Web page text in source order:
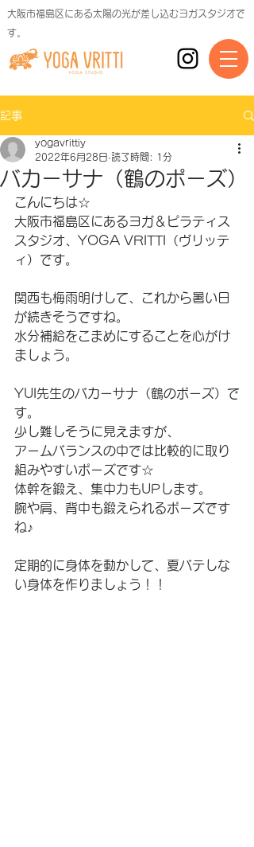
大阪市福島区にある太陽の光が差し込むヨガスタジオで
す。
記事
バカーサナ（鶴のポーズ）
yogavrittiy
2022年6月28日 読了時間: 1分
こんにちは☆
大阪市福島区にあるヨガ＆ピラティス
スタジオ、YOGA VRITTI（ヴリッテ
ィ）です。
関西も梅雨明けして、これから暑い日
が続きそうですね。
水分補給をこまめにすることを心がけ
ましょう。
YUI先生のバカーサナ（鶴のポーズ）で
す。
少し難しそうに見えますが、
アームバランスの中では比較的に取り
組みやすいポーズです☆
体幹を鍛え、集中力もUPします。
腕や肩、背中も鍛えられるポーズです
ね♪
定期的に身体を動かして、夏バテしな
い身体を作りましょう！！